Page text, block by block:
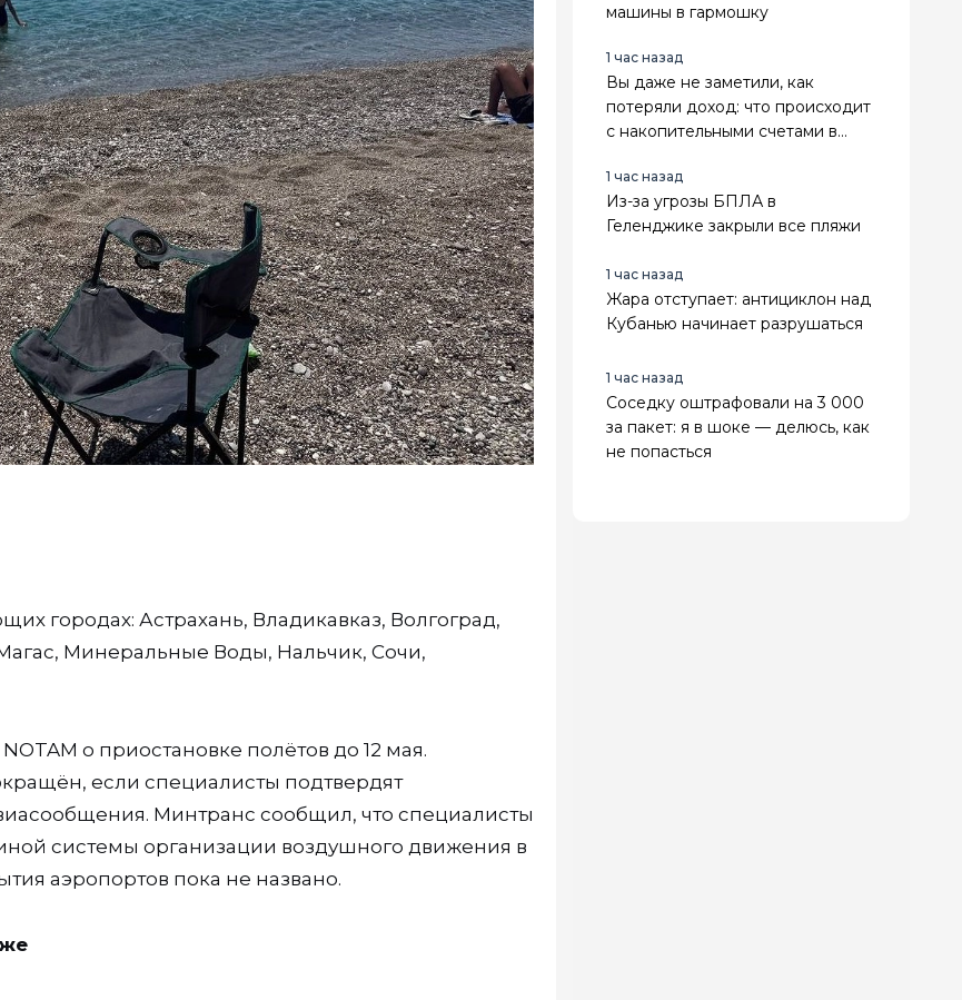
городах: Астрахань, Владикавказ, Волгоград,
Минеральные Воды, Нальчик, Сочи,
о приостановке полётов до 12 мая.
если специалисты подтвердят
Минтранс сообщил, что специалисты
системы организации воздушного движения в
аэропортов пока не названо.
машины в гармошку
1 час назад
Вы даже не заметили, как
потеряли доход: что происходит
с накопительными счетами в
1 час назад
Из-за угрозы БПЛА в
Геленджике закрыли все пляжи
1 час назад
Жара отступает: антициклон над
Кубанью начинает разрушаться
1 час назад
Соседку оштрафовали на 3 000
за пакет: я в шоке — делюсь, как
не попасться